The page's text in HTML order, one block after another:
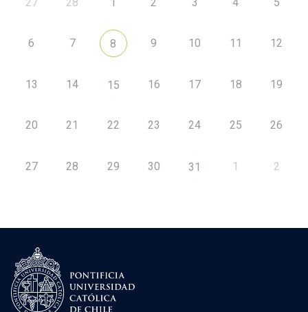
6 7 8 9 10 11 12
13 14 15 16 17 18 19
20 21 22 23 24 25 26
27 28 29 30 31 1 2